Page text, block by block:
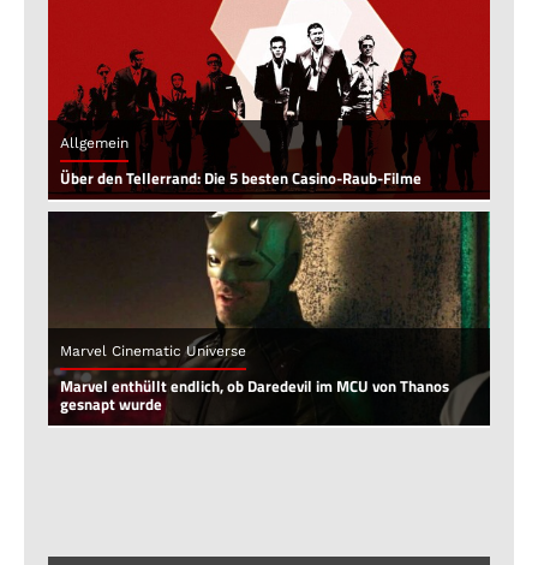
Allgemein
Über den Tellerrand: Die 5 besten Casino-Raub-Filme
Marvel Cinematic Universe
Marvel enthüllt endlich, ob Daredevil im MCU von Thanos
gesnapt wurde